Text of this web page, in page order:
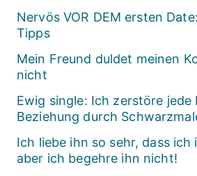
Nervös VOR DEM ersten
Tipps
Mein Freund duldet meinen
nicht
Ewig single: Ich zerstöre jede
Beziehung durch
Ich liebe ihn so sehr, dass
aber ich begehre ihn nicht!